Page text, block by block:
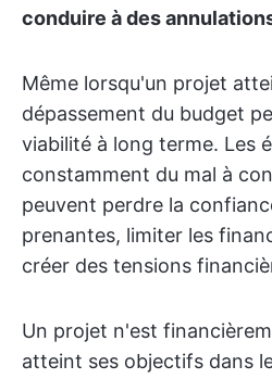
conduire à des
Même lorsqu'un projet
dépassement du budget
viabilité à long terme. Les
constamment du mal à
peuvent perdre la
prenantes, limiter les
créer des tensions
Un projet n'est
atteint ses objectifs dans